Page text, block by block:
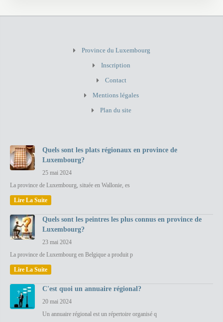
Province du Luxembourg
Inscription
Contact
Mentions légales
Plan du site
Quels sont les plats régionaux en province de
Luxembourg?
25 mai 2024
La province de Luxembourg, située en Wallonie, es
Lire La Suite
Quels sont les peintres les plus connus en province de
Luxembourg?
23 mai 2024
La province de Luxembourg en Belgique a produit p
Lire La Suite
C'est quoi un annuaire régional?
20 mai 2024
Un annuaire régional est un répertoire organisé q